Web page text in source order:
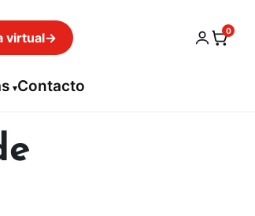
virtual→ 0
Contacto